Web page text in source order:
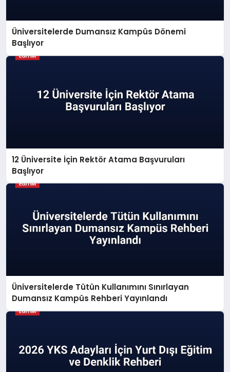
Üniversitelerde Dumansız Kampüs Dönemi
Başlıyor
12 Üniversite İçin Rektör Atama Başvuruları
Başlıyor
Üniversitelerde Tütün Kullanımını Sınırlayan
Dumansız Kampüs Rehberi Yayınlandı